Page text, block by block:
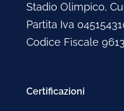
Stadio Olimpico,
Partita Iva
Codice Fiscale
Certificazioni